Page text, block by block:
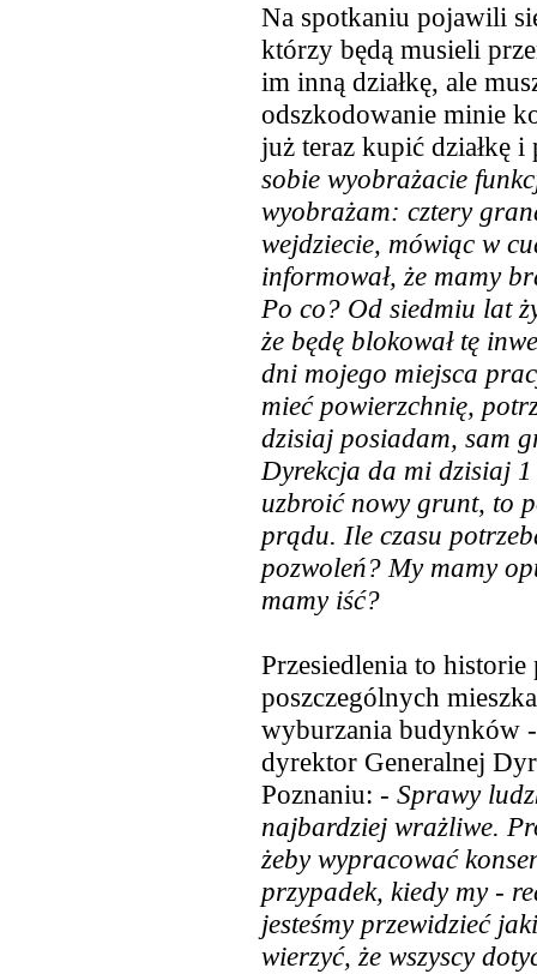
Na spotkaniu pojawili
którzy będą musieli
im inną działkę, ale
odszkodowanie minie
już teraz kupić działkę i
sobie wyobrażacie
wyobrażam: cztery
wejdziecie, mówiąc w
informował, że mamy
Po co? Od siedmiu lat
że będę blokował tę
dni mojego miejsca
mieć powierzchnię,
dzisiaj posiadam, sam
Dyrekcja da mi dzisiaj
uzbroić nowy grunt, to
prądu. Ile czasu
pozwoleń? My mamy
mamy iść?
Przesiedlenia to
poszczególnych
wyburzania budynków -
dyrektor Generalnej
Poznaniu: - Sprawy
najbardziej wrażliwe.
żeby wypracować
przypadek, kiedy my -
jesteśmy przewidzieć
wierzyć, że wszyscy